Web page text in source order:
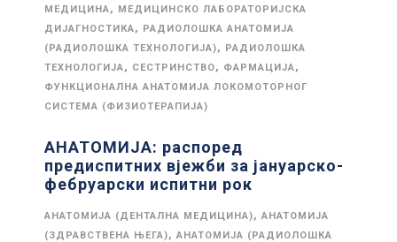
МЕДИЦИНА, МЕДИЦИНСКО ЛАБОРАТОРИЈСКА
ДИЈАГНОСТИКА, РАДИОЛОШКА АНАТОМИЈА
(РАДИОЛОШКА ТЕХНОЛОГИЈА), РАДИОЛОШКА
ТЕХНОЛОГИЈА, СЕСТРИНСТВО, ФАРМАЦИЈА,
ФУНКЦИОНАЛНА АНАТОМИЈА ЛОКОМОТОРНОГ
СИСТЕМА (ФИЗИОТЕРАПИЈА)
АНАТОМИЈА: распоред
предиспитних вјежби за јануарско-
фебруарски испитни рок
АНАТОМИЈА (ДЕНТАЛНА МЕДИЦИНА), АНАТОМИЈА
(ЗДРАВСТВЕНА ЊЕГА), АНАТОМИЈА (РАДИОЛОШКА